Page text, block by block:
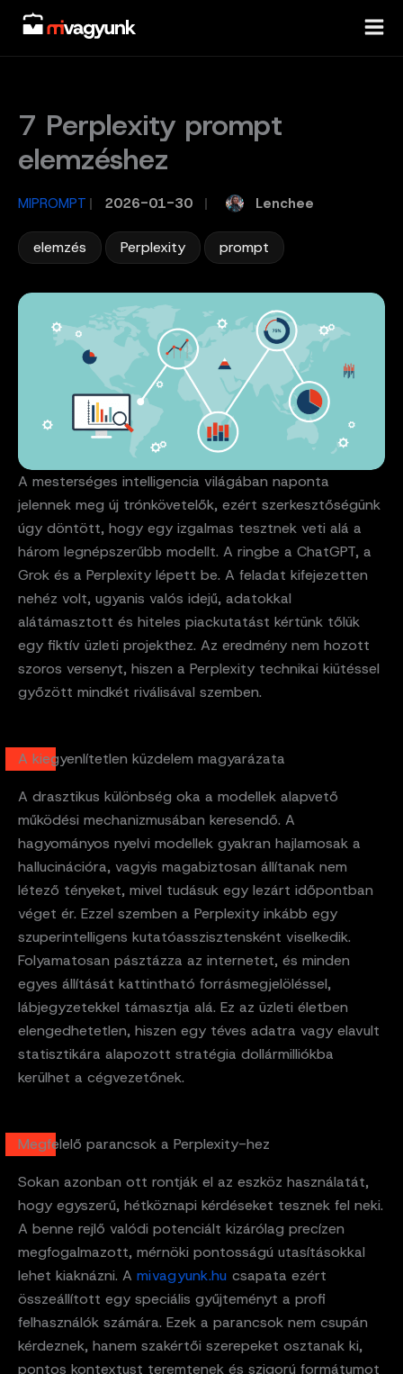
Skip
content
7 Perplexity prompt
elemzéshez
MIPROMPT / 2026-01-30 Lenchee
elemzés Perplexity prompt
A mesterséges intelligencia világában naponta
jelennek meg új trónkövetelők, ezért szerkesztőségünk
úgy döntött, hogy egy izgalmas tesztnek veti alá a
három legnépszerűbb modellt. A ringbe a ChatGPT, a
Grok és a Perplexity lépett be. A feladat kifejezetten
nehéz volt, ugyanis valós idejű, adatokkal
alátámasztott és hiteles piackutatást kértünk tőlük
egy fiktív üzleti projekthez. Az eredmény nem hozott
szoros versenyt, hiszen a Perplexity technikai kiütéssel
győzött mindkét riválisával szemben.
A kiegyenlítetlen küzdelem magyarázata
A drasztikus különbség oka a modellek alapvető
működési mechanizmusában keresendő. A
hagyományos nyelvi modellek gyakran hajlamosak a
hallucinációra, vagyis magabiztosan állítanak nem
létező tényeket, mivel tudásuk egy lezárt időpontban
véget ér. Ezzel szemben a Perplexity inkább egy
szuperintelligens kutatóasszisztensként viselkedik.
Folyamatosan pásztázza az internetet, és minden
egyes állítását kattintható forrásmegjelöléssel,
lábjegyzetekkel támasztja alá. Ez az üzleti életben
elengedhetetlen, hiszen egy téves adatra vagy elavult
statisztikára alapozott stratégia dollármilliókba
kerülhet a cégvezetőnek.
Megfelelő parancsok a Perplexity-hez
Sokan azonban ott rontják el az eszköz használatát,
hogy egyszerű, hétköznapi kérdéseket tesznek fel neki.
A benne rejlő valódi potenciált kizárólag precízen
megfogalmazott, mérnöki pontosságú utasításokkal
lehet kiaknázni. A mivagyunk.hu csapata ezért
összeállított egy speciális gyűjteményt a profi
felhasználók számára. Ezek a parancsok nem csupán
kérdeznek, hanem szakértői szerepeket osztanak ki,
pontos kontextust teremtenek és szigorú formátumot